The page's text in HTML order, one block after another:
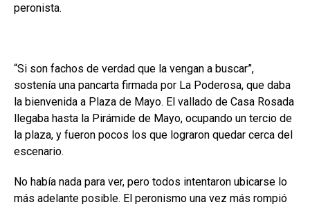
peronista.
“Si son fachos de verdad que la vengan a buscar”,
sostenía una pancarta firmada por La Poderosa, que daba
la bienvenida a Plaza de Mayo. El vallado de Casa Rosada
llegaba hasta la Pirámide de Mayo, ocupando un tercio de
la plaza, y fueron pocos los que lograron quedar cerca del
escenario.
No había nada para ver, pero todos intentaron ubicarse lo
más adelante posible. El peronismo una vez más rompió